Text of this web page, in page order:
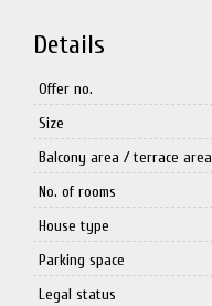
Details
Offer no.
Size
Balcony area / terrace area
No. of rooms
House type
Parking space
Legal status